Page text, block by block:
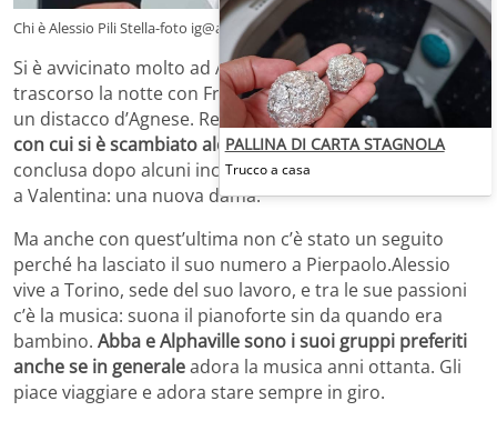
Chi è Alessio Pili Stella-foto ig@alessiopilistella- gossipblog.it
Si è avvicinato molto ad Agnese e ha ammesso di aver
trascorso la notte con Francesca e questo ha causato
un distacco d’Agnese. Recentementeè uscito con Gaia,
con cui si è scambiato alcuni baci.La frequentazione si è
conclusa dopo alcuni incontri, ha poi chiesto il numero
a Valentina: una nuova dama.
Ma anche con quest’ultima non c’è stato un seguito
perché ha lasciato il suo numero a Pierpaolo.Alessio
vive a Torino, sede del suo lavoro, e tra le sue passioni
c’è la musica: suona il pianoforte sin da quando era
bambino. Abba e Alphaville sono i suoi gruppi preferiti
anche se in generaleadora la musica anni ottanta. Gli
piace viaggiare e adora stare sempre in giro.
PALLINA DI CARTA STAGNOLA
Trucco a casa